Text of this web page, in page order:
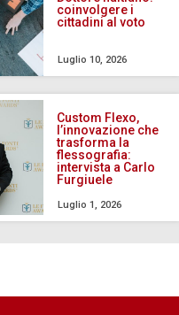
coinvolgere i
cittadini al voto
Luglio 10, 2026
Custom Flexo,
l’innovazione che
trasforma la
flessografia:
intervista a Carlo
Furgiuele
Luglio 1, 2026